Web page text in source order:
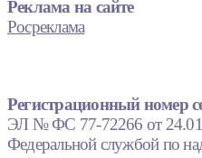
Реклама на сайте
Росреклама
Регистрационный номер
ЭЛ № ФС 77-72266 от
Федеральной службой по